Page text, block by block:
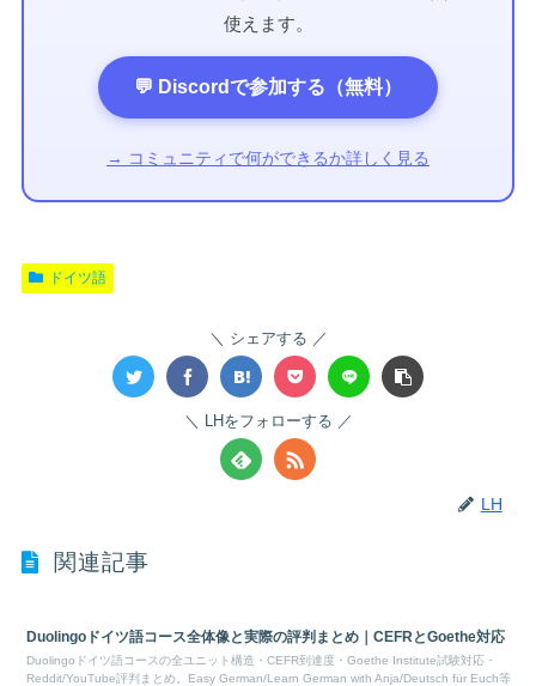
使えます。
💬 Discordで参加する（無料）
→ コミュニティで何ができるか詳しく見る
ドイツ語
シェアする
LHをフォローする
LH
関連記事
Duolingoドイツ語コース全体像と実際の評判まとめ｜CEFRとGoethe対応
Duolingoドイツ語コースの全ユニット構造・CEFR到達度・Goethe Institute試験対応・
Reddit/YouTube評判まとめ。Easy German/Learn German with Anja/Deutsch für Euch等